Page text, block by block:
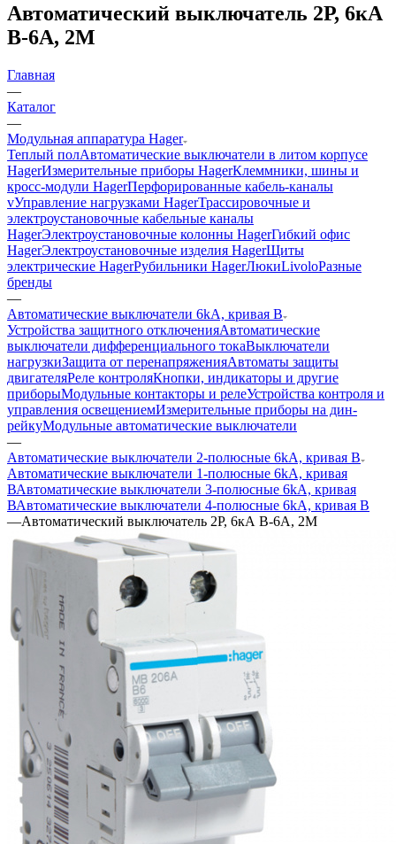
Автоматический выключатель 2Р, 6кА
В-6А, 2М
Главная
—
Каталог
—
Модульная аппаратура Hager
Теплый полАвтоматические выключатели в литом корпусе
HagerИзмерительные приборы HagerКлеммники, шины и
кросс-модули HagerПерфорированные кабель-каналы
vУправление нагрузками HagerТрассировочные и
электроустановочные кабельные каналы
HagerЭлектроустановочные колонны HagerГибкий офис
HagerЭлектроустановочные изделия HagerЩиты
электрические HagerРубильники HagerЛюкиLivoloРазные
бренды
—
Автоматические выключатели 6kA, кривая В
Устройства защитного отключенияАвтоматические
выключатели дифференциального токаВыключатели
нагрузкиЗащита от перенапряженияАвтоматы защиты
двигателяРеле контроляКнопки, индикаторы и другие
приборыМодульные контакторы и релеУстройства контроля и
управления освещениемИзмерительные приборы на дин-
рейкуМодульные автоматические выключатели
—
Автоматические выключатели 2-полюсные 6kA, кривая В
Автоматические выключатели 1-полюсные 6kA, кривая
ВАвтоматические выключатели 3-полюсные 6kA, кривая
ВАвтоматические выключатели 4-полюсные 6kA, кривая В
—Автоматический выключатель 2Р, 6кА В-6А, 2М